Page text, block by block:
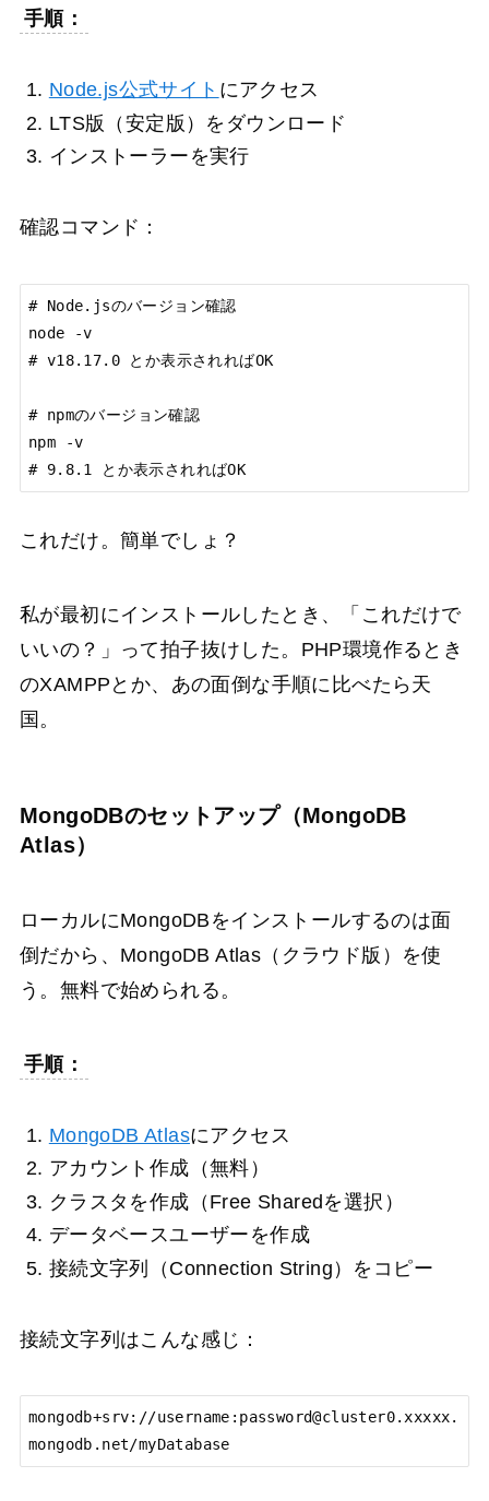
手順：
Node.js公式サイト にアクセス
LTS版（安定版）をダウンロード
インストーラーを実行
確認コマンド：
# Node.jsのバージョン確認
node -v
# v18.17.0 とか表示されればOK
# npmのバージョン確認
npm -v
# 9.8.1 とか表示されればOK
これだけ。簡単でしょ？
私が最初にインストールしたとき、「これだけで
いいの？」って拍子抜けした。PHP環境作るとき
のXAMPPとか、あの面倒な手順に比べたら天
国。
MongoDBのセットアップ（MongoDB
Atlas）
ローカルにMongoDBをインストールするのは面
倒だから、MongoDB Atlas（クラウド版）を使
う。無料で始められる。
手順：
MongoDB Atlasにアクセス
アカウント作成（無料）
クラスタを作成（Free Sharedを選択）
データベースユーザーを作成
接続文字列（Connection String）をコピー
接続文字列はこんな感じ：
mongodb+srv://username:password@cluster0.xxxxx.
mongodb.net/myDatabase